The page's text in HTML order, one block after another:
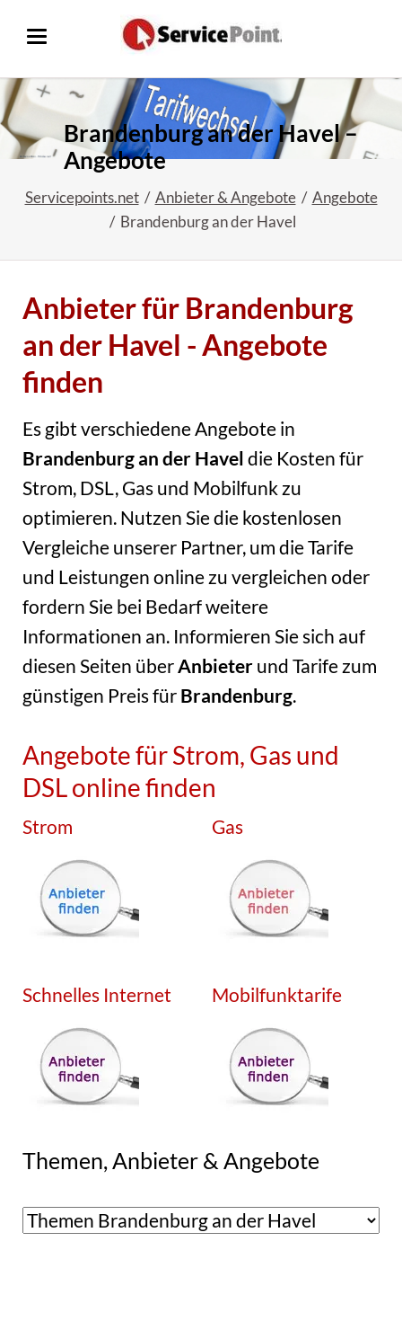
Brandenburg an der Havel –
Angebote
Servicepoints.net Anbieter & Angebote
Angebote
Brandenburg an der Havel
Anbieter für Brandenburg
an der Havel - Angebote
finden
Es gibt verschiedene Angebote in
Brandenburg an der Haveldie Kosten für
Strom, DSL, Gas und Mobilfunk zu
optimieren. Nutzen Sie die kostenlosen
Vergleiche unserer Partner, um die Tarife
und Leistungen online zu vergleichen oder
fordern Sie bei Bedarf weitere
Informationen an. Informieren Sie sich auf
diesen Seiten überAnbieterund Tarife zum
günstigen Preis fürBrandenburg.
Angebote für Strom, Gas und
DSL online finden
Strom Gas
Schnelles Internet Mobilfunktarife
Themen, Anbieter & Angebote